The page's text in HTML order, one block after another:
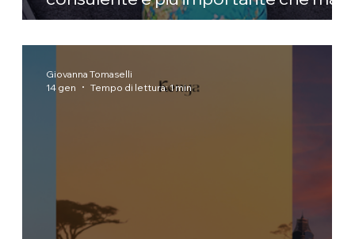
Giovanna Tomaselli
14 gen
Tempo di lettura: 1 min